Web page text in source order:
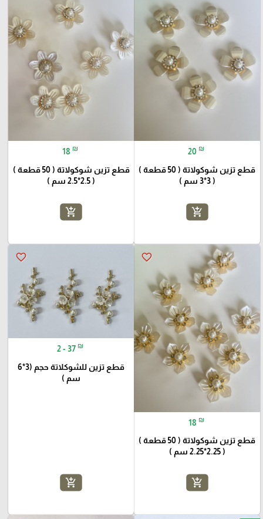
20 ₪
قطع تزين شوكولاتة ( 50 قطعة )
( 3*3 سم )
add_shopping_cart
18 ₪
قطع تزين شوكولاتة ( 50 قطعة )
( 2.5*2.5 سم )
add_shopping_cart
favorite_border
18 ₪
قطع تزين شوكولاتة ( 50 قطعة )
( 2.25*2.25 سم )
add_shopping_cart
favorite_border
2 - 37 ₪
قطع تزين للشوكلاتة حجم (3*6
سم )
add_shopping_cart